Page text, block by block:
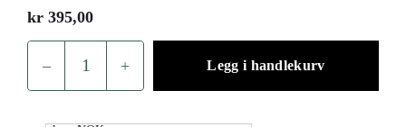
kr 395,00
–
Kartverket
landkart
+ Legg i handlekurv